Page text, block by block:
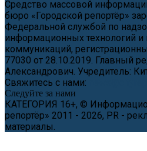
Средство массовой
бюро «Городской репортёр»
Федеральной службой по
информационных технологий
коммуникаций,
77030 от 28.10.2019. Главный
Александрович. Учредитель:
Свяжитесь с нами:
Следуйте за нами
КАТЕГОРИЯ 16+, ©
репортёр» 2011 - 2026, PR -
материалы.